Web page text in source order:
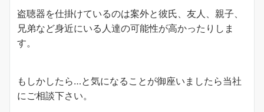
盗聴器を仕掛けているのは案外と彼氏、友人、親子、
兄弟など身近にいる人達の可能性が高かったりしま
す。
もしかしたら…と気になることが御座いましたら当社
にご相談下さい。